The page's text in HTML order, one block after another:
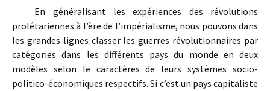
En généralisant les expériences des révolutions
prolétariennes à l’ère de l’impérialisme, nous pouvons dans
les grandes lignes classer les guerres révolutionnaires par
catégories dans les différents pays du monde en deux
modèles selon le caractères de leurs systèmes socio-
politico-économiques respectifs. Si c’est un pays capitaliste